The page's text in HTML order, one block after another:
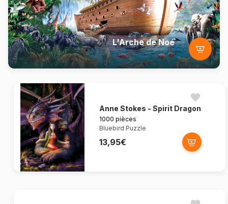
L'Arche de Noé
Anne Stokes - Spirit Dragon
1000 pièces
Bluebird Puzzle
13,95€